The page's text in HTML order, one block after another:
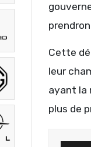
Cette
leur
ayant la
plus de